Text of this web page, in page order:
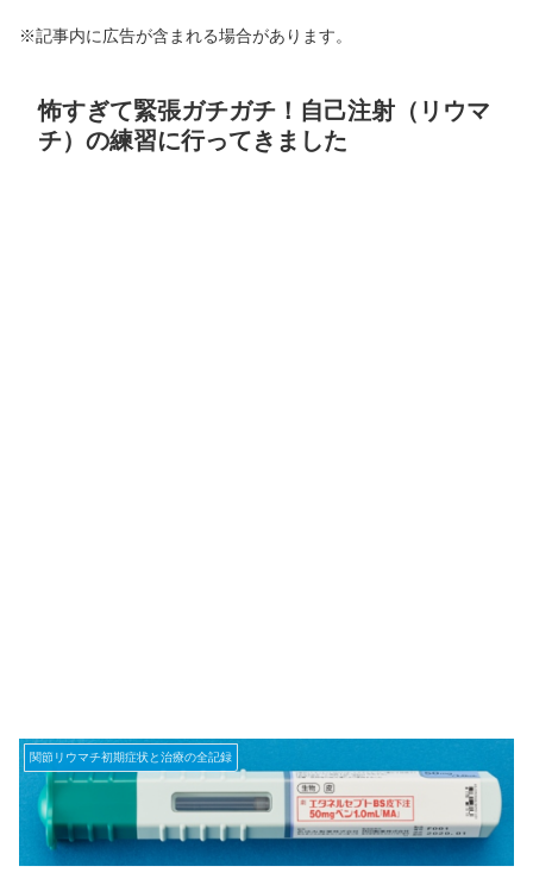
※記事内に広告が含まれる場合があります。
怖すぎて緊張ガチガチ！自己注射（リウマ
チ）の練習に行ってきました
関節リウマチ初期症状と治療の全記録